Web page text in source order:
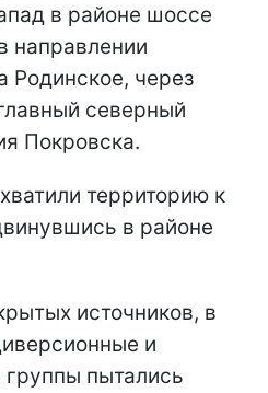
в районе шоссе
направлении
Родинское, через
северный
Покровска.
территорию к
в районе
источников, в
и
пытались